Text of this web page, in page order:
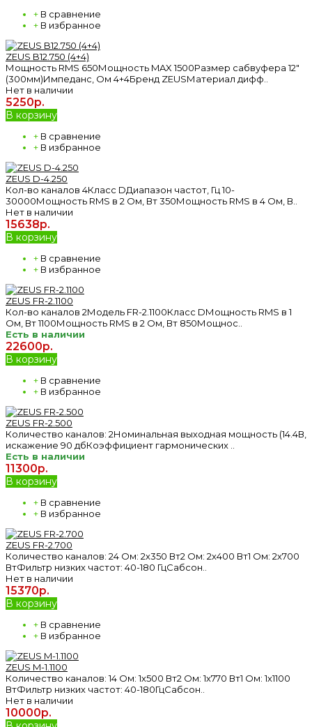
+ В сравнение
+ В избранное
ZEUS B12.750 (4+4)
Мощность RMS 650Мощность MAX 1500Размер сабвуфера 12"
(300мм)Импеданс, Ом 4+4Бренд ZEUSМатериал дифф..
Нет в наличии
5250р.
В корзину
+ В сравнение
+ В избранное
ZEUS D-4.250
Кол-во каналов 4Класс DДиапазон частот, Гц 10-
30000Мощность RMS в 2 Ом, Вт 350Мощность RMS в 4 Ом, В..
Нет в наличии
15638р.
В корзину
+ В сравнение
+ В избранное
ZEUS FR-2.1100
Кол-во каналов 2Модель FR-2.1100Класс DМощность RMS в 1
Ом, Вт 1100Мощность RMS в 2 Ом, Вт 850Мощнос..
Есть в наличии
22600р.
В корзину
+ В сравнение
+ В избранное
ZEUS FR-2.500
Количество каналов: 2Номинальная выходная мощность (14.4В,
искажение 90 дбКоэффициент гармонических ..
Есть в наличии
11300р.
В корзину
+ В сравнение
+ В избранное
ZEUS FR-2.700
Количество каналов: 24 Ом: 2х350 Вт2 Ом: 2х400 Вт1 Ом: 2х700
ВтФильтр низких частот: 40-180 ГцСабсон..
Нет в наличии
15370р.
В корзину
+ В сравнение
+ В избранное
ZEUS M-1.1100
Количество каналов: 14 Ом: 1х500 Вт2 Ом: 1х770 Вт1 Ом: 1х1100
ВтФильтр низких частот: 40-180ГцСабсон..
Нет в наличии
10000р.